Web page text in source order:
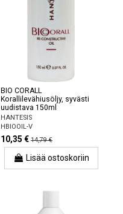
BIO CORALL
Korallilevähiusöljy, syvästi
uudistava 150ml
HANTESIS
HBIOOIL-V
10,35 € 14,79 €
Lisää ostoskoriin